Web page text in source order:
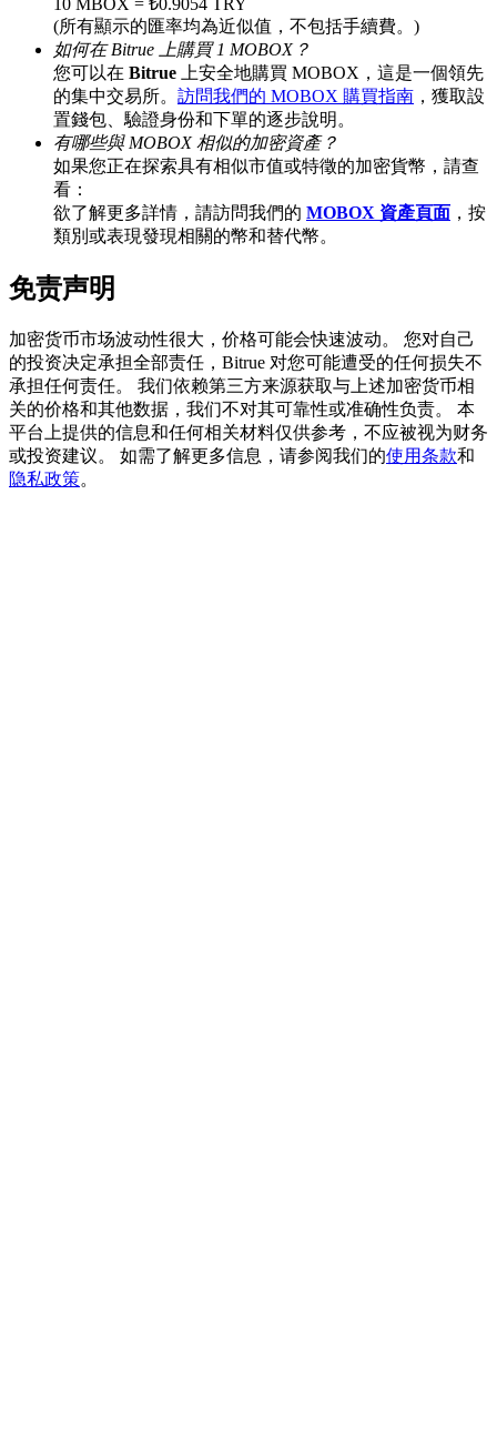
BTC 專享獎勵
充值並交易BTC瓜分 25,000 USDT 獎池！
充值CASHCAT & 赢取
瓜分 500000 CASHCAT 獎池
BitMart 用戶遷移專享
註冊&交易贏 500,000 USDT
(所有顯示的匯率均為近似值，不包括手續費。)
如何在 Bitrue 上購買 1 MOBOX？
您可以在 Bitrue 上安全地購買 MOBOX，這是一個領先
的集中交易所。 訪問我們的 MOBOX 購買指南 ，獲取設
置錢包、驗證身份和下單的逐步說明。
有哪些與 MOBOX 相似的加密資產？
如果您正在探索具有相似市值或特徵的加密貨幣，請查
看：
欲了解更多詳情，請訪問我們的 MOBOX 資產頁面 ，按
類別或表現發現相關的幣和替代幣。
免责声明
加密货币市场波动性很大，价格可能会快速波动。 您对自己
的投资决定承担全部责任，Bitrue 对您可能遭受的任何损失不
承担任何责任。 我们依赖第三方来源获取与上述加密货币相
关的价格和其他数据，我们不对其可靠性或准确性负责。 本
平台上提供的信息和任何相关材料仅供参考，不应被视为财务
或投资建议。 如需了解更多信息，请参阅我们的使用条款和
隐私政策。